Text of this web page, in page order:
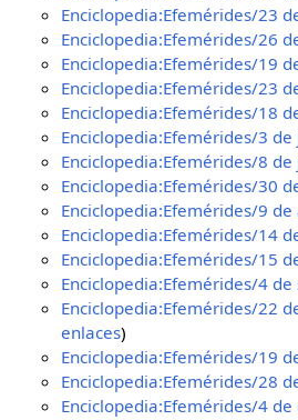
Enciclopedia:Efemérides/23
Enciclopedia:Efemérides/26
Enciclopedia:Efemérides/19
Enciclopedia:Efemérides/23
Enciclopedia:Efemérides/18
Enciclopedia:Efemérides/3
Enciclopedia:Efemérides/8
Enciclopedia:Efemérides/30
Enciclopedia:Efemérides/9 de
Enciclopedia:Efemérides/14
Enciclopedia:Efemérides/15
Enciclopedia:Efemérides/4
Enciclopedia:Efemérides/22
enlaces)
Enciclopedia:Efemérides/19
Enciclopedia:Efemérides/28
Enciclopedia:Efemérides/4